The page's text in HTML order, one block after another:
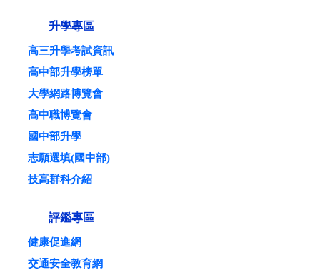
升學專區
高三升學考試資訊
高中部升學榜單
大學網路博覽會
高中職博覽會
國中部升學
志願選填(國中部)
技高群科介紹
評鑑專區
健康促進網
交通安全教育網